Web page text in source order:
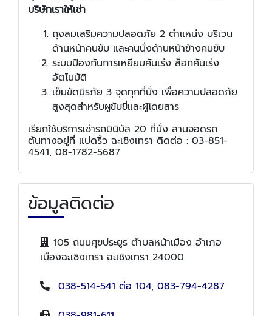
บริษัทเราให้เช่า
ถุงลมเสริมความปลอดภัย 2 ตำแหน่ง บริเวน
ด้านหน้าคนขับ และคนนั่งด้านหน้าข้างคนขับ
ระบบป้องกันการเหยียบคันเร่ง ล็อกคันเร่ง
อัตโนมัติ
เข็มขัดนิรภัย 3 จุดทุกที่นั่ง เพื่อความปลอดภัย
สูงสุดสำหรับผูขับขี่และผู้โดยสาร
เรียกใช้บริการเช่ารถมินิบัส 20 ที่นั่ง ลานจอดรถ
ต้นทางอยู่ที่ แปดริ้ว ฉะเชิงเทรา ติดต่อ : 03-851-
4541, 08-1782-5687
ข้อมูลติดต่อ
105 ถนนศุขประยูร ตำบลหน้าเมือง อำเภอ
เมืองฉะเชิงเทรา ฉะเชิงเทรา 24000
038-514-541 ต่อ 104, 083-794-4287